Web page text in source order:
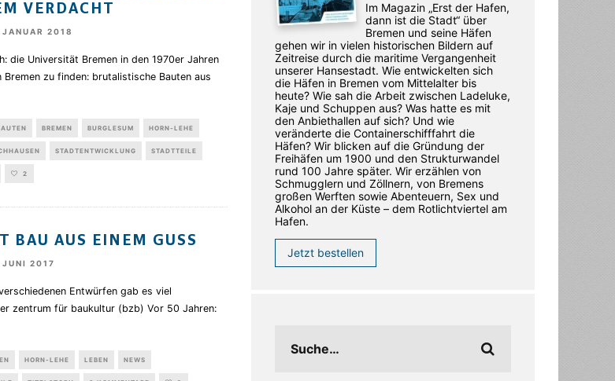
VERDACHT
2018
die Universität Bremen in den 1970er Jahren
zu finden: brutalistische Bauten aus
BREMEN BURGLESUM HORN-LEHE
STADTENTWICKLUNG STADTTEILE
2
BAU AUS EINEM GUSS
2017
Entwürfen gab es viel
zentrum für baukultur (bzb) Vor 50 Jahren:
HORN-LEHE LEBEN NEWS
Im Magazin „Erst der Hafen,
dann ist die Stadt“ über
Bremen und seine Häfen
gehen wir in vielen historischen Bildern auf
Zeitreise durch die maritime Vergangenheit
unserer Hansestadt. Wie entwickelten sich
die Häfen in Bremen vom Mittelalter bis
heute? Wie sah die Arbeit zwischen Ladeluke,
Kaje und Schuppen aus? Was hatte es mit
den Anbiethallen auf sich? Und wie
veränderte die Containerschifffahrt die
Häfen? Wir blicken auf die Gründung der
Freihäfen um 1900 und den Strukturwandel
rund 100 Jahre später. Wir erzählen von
Schmugglern und Zöllnern, von Bremens
großen Werften sowie Abenteuern, Sex und
Alkohol an der Küste – dem Rotlichtviertel am
Hafen.
Jetzt bestellen